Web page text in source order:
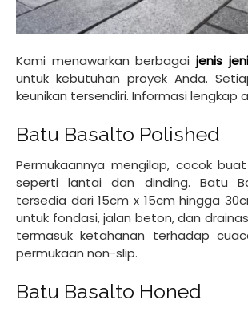
Kami menawarkan berbagai jenis
untuk kebutuhan proyek Anda.
keunikan tersendiri. Informasi lengkap
Batu Basalto Polished
Permukaannya mengilap, cocok
seperti lantai dan dinding. Batu
tersedia dari 15cm x 15cm hingga
untuk fondasi, jalan beton, dan
termasuk ketahanan terhadap
permukaan non-slip.
Batu Basalto Honed